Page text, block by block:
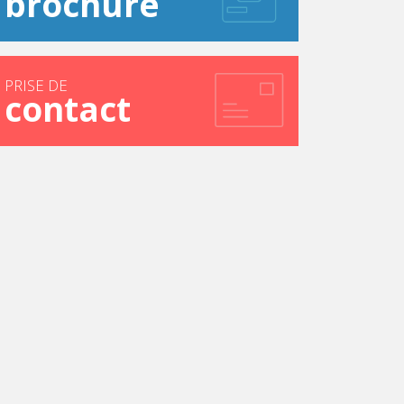
était psychologiquement éprouvant. Loin
plus d'importance à la force de caractère
eu l'audace de défendre mes intérêts et
placé à la tête des départements Ventes,
marketing et communication.
PRISE DE
contact